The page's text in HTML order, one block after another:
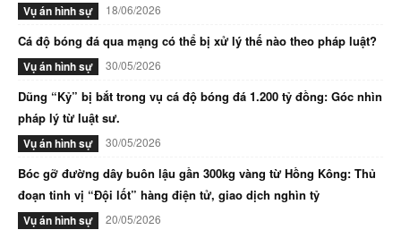
Vụ án hình sự 18/06/2026
Cá độ bóng đá qua mạng có thể bị xử lý thế nào theo pháp luật?
Vụ án hình sự 30/05/2026
Dũng “Kỷ” bị bắt trong vụ cá độ bóng đá 1.200 tỷ đồng: Góc nhìn
pháp lý từ luật sư.
Vụ án hình sự 30/05/2026
Bóc gỡ đường dây buôn lậu gần 300kg vàng từ Hồng Kông: Thủ
đoạn tinh vị “Đội lốt” hàng điện tử, giao dịch nghìn tỷ
Vụ án hình sự 20/05/2026